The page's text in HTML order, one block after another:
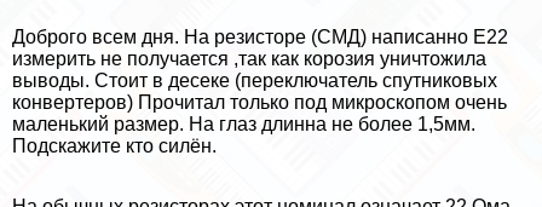
Доброго всем дня. На резисторе (СМД) написанно Е22
измерить не получается ,так как корозия уничтожила
выводы. Стоит в десеке (переключатель спутниковых
конвертеров) Прочитал только под микроскопом очень
маленький размер. На глаз длинна не более 1,5мм.
Подскажите кто силён.